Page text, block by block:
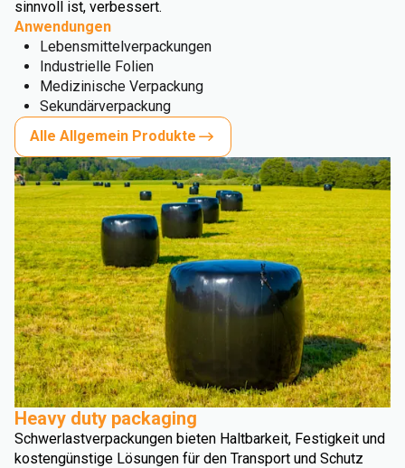
sinnvoll ist, verbessert.
Anwendungen
Lebensmittelverpackungen
Industrielle Folien
Medizinische Verpackung
Sekundärverpackung
Alle Allgemein Produkte
Heavy duty packaging
Schwerlastverpackungen bieten Haltbarkeit, Festigkeit und
kostengünstige Lösungen für den Transport und Schutz